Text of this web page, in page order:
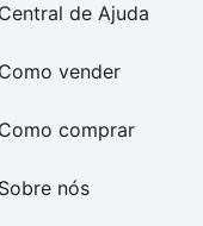
Central de Ajuda
Como vender
Como comprar
Sobre nós